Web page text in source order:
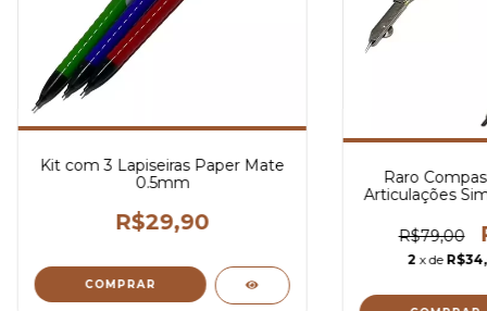
Kit com 3 Lapiseiras Paper Mate
0.5mm
R$29,90
Raro
Articulações
R$79,00
2 x de